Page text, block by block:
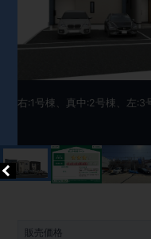
販売価格
右:1号棟、真中:2号棟、左